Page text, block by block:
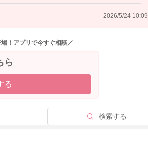
2026/5/24 10:09
！アプリで今すぐ相談／
ら
る
検索する